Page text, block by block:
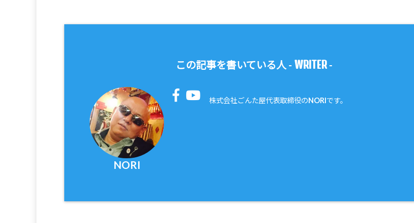
この記事を書いている人 - WRITER-
NORI
株式会社ごんた屋代表取締役のNORIです。